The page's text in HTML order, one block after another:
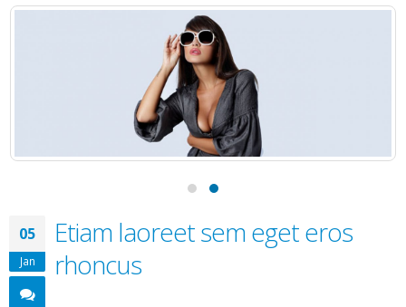
05
Jan
Etiam laoreet sem eget eros
rhoncus